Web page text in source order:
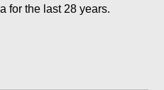
for the last 28 years.